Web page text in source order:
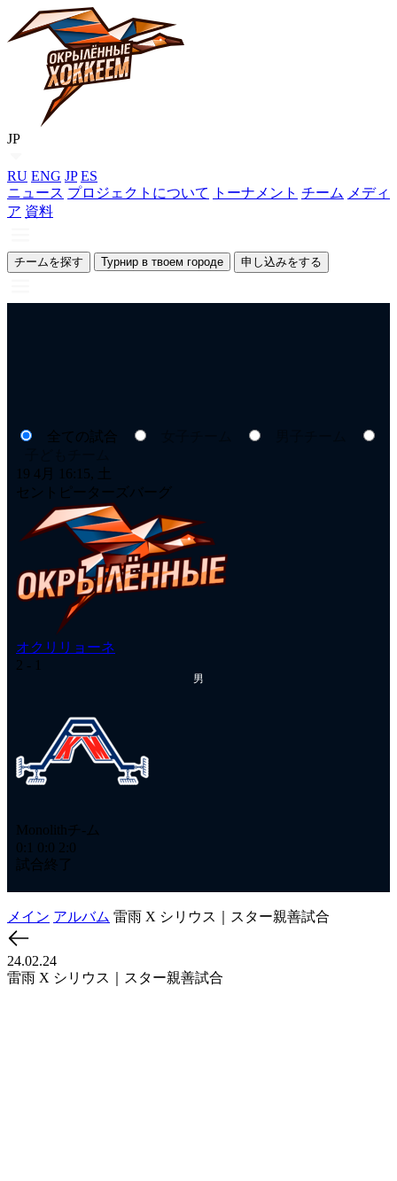
JP
RU ENG JP ES
ニュース プロジェクトについて トーナメント チーム メディ
ア 資料
チームを探す Турнир в твоем городе 申し込みをする
全ての試合
19 4月 16:15, 土
セントピーターズバーグ
オクリリョーネ
2 - 1
男
Monolithチ-ム
0:1 0:0 2:0
試合終了
メイン アルバム 雷雨 X シリウス｜スター親善試合
24.02.24
雷雨 X シリウス｜スター親善試合